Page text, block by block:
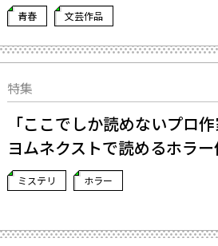
青春 文芸作品
特集
「ここでしか読めないプロ
ヨムネクストで読めるホラ
ミステリ ホラー